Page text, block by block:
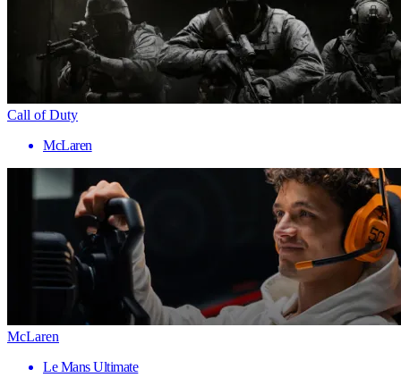
Call of Duty
McLaren
McLaren
Le Mans Ultimate